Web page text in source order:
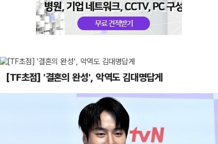
[TF초점] '결혼의 완성', 악역도 김대명답게